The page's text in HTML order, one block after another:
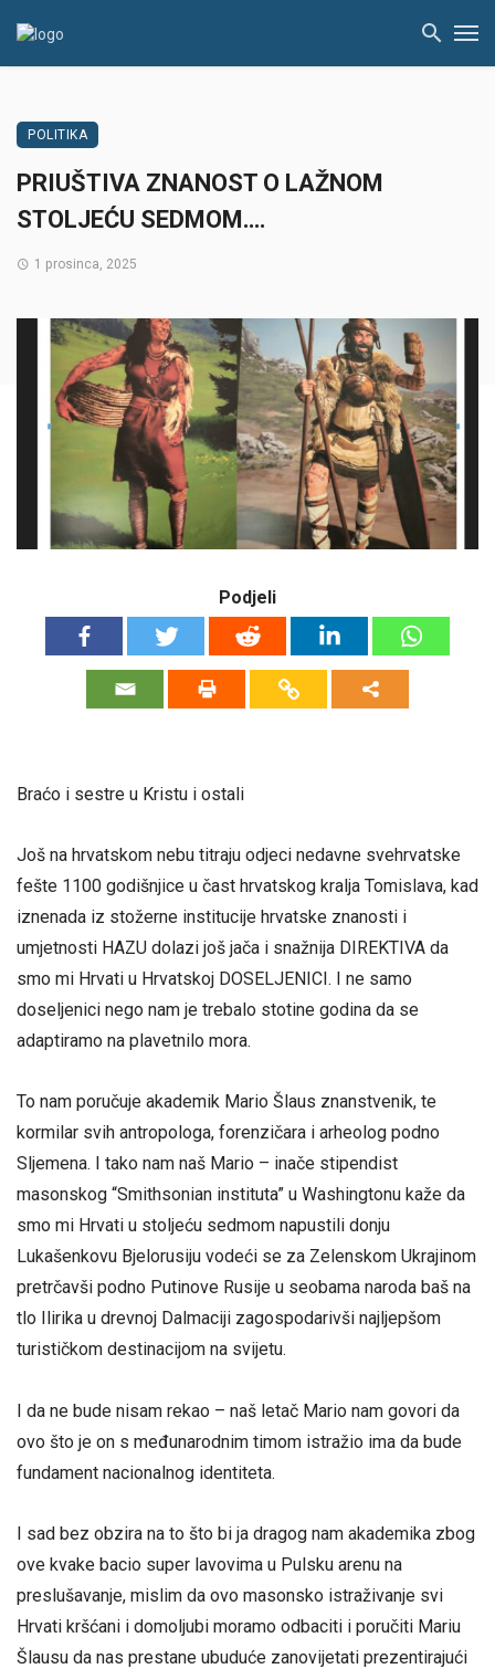
POLITIKA
PRIUŠTIVA ZNANOST O LAŽNOM
STOLJEĆU SEDMOM….
1 prosinca, 2025
Podjeli
Braćo i sestre u Kristu i ostali
Još na hrvatskom nebu titraju odjeci nedavne svehrvatske
fešte 1100 godišnjice u čast hrvatskog kralja Tomislava, kad
iznenada iz stožerne institucije hrvatske znanosti i
umjetnosti HAZU dolazi još jača i snažnija DIREKTIVA da
smo mi Hrvati u Hrvatskoj DOSELJENICI. I ne samo
doseljenici nego nam je trebalo stotine godina da se
adaptiramo na plavetnilo mora.
To nam poručuje akademik Mario Šlaus znanstvenik, te
kormilar svih antropologa, forenzičara i arheolog podno
Sljemena. I tako nam naš Mario – inače stipendist
masonskog “Smithsonian instituta” u Washingtonu kaže da
smo mi Hrvati u stoljeću sedmom napustili donju
Lukašenkovu Bjelorusiju vodeći se za Zelenskom Ukrajinom
pretrčavši podno Putinove Rusije u seobama naroda baš na
tlo Ilirika u drevnoj Dalmaciji zagospodarivši najljepšom
turističkom destinacijom na svijetu.
I da ne bude nisam rekao – naš letač Mario nam govori da
ovo što je on s međunarodnim timom istražio ima da bude
fundament nacionalnog identiteta.
I sad bez obzira na to što bi ja dragog nam akademika zbog
ove kvake bacio super lavovima u Pulsku arenu na
preslušavanje, mislim da ovo masonsko istraživanje svi
Hrvati kršćani i domoljubi moramo odbaciti i poručiti Mariu
Šlausu da nas prestane ubuduće zanovijetati prezentirajući